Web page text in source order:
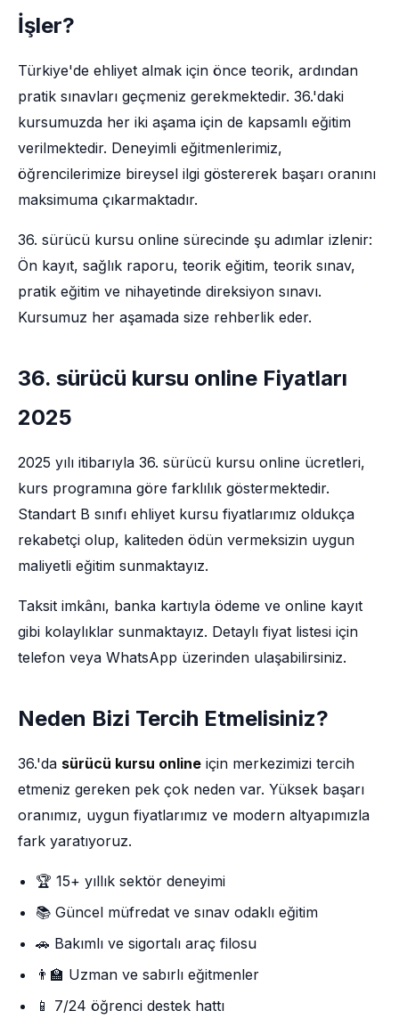
İşler?
Türkiye'de ehliyet almak için önce teorik, ardından
pratik sınavları geçmeniz gerekmektedir. 36.'daki
kursumuzda her iki aşama için de kapsamlı eğitim
verilmektedir. Deneyimli eğitmenlerimiz,
öğrencilerimize bireysel ilgi göstererek başarı oranını
maksimuma çıkarmaktadır.
36. sürücü kursu online sürecinde şu adımlar izlenir:
Ön kayıt, sağlık raporu, teorik eğitim, teorik sınav,
pratik eğitim ve nihayetinde direksiyon sınavı.
Kursumuz her aşamada size rehberlik eder.
36. sürücü kursu online Fiyatları
2025
2025 yılı itibarıyla 36. sürücü kursu online ücretleri,
kurs programına göre farklılık göstermektedir.
Standart B sınıfı ehliyet kursu fiyatlarımız oldukça
rekabetçi olup, kaliteden ödün vermeksizin uygun
maliyetli eğitim sunmaktayız.
Taksit imkânı, banka kartıyla ödeme ve online kayıt
gibi kolaylıklar sunmaktayız. Detaylı fiyat listesi için
telefon veya WhatsApp üzerinden ulaşabilirsiniz.
Neden Bizi Tercih Etmelisiniz?
36.'da sürücü kursu online için merkezimizi tercih
etmeniz gereken pek çok neden var. Yüksek başarı
oranımız, uygun fiyatlarımız ve modern altyapımızla
fark yaratıyoruz.
🏆 15+ yıllık sektör deneyimi
📚 Güncel müfredat ve sınav odaklı eğitim
🚗 Bakımlı ve sigortalı araç filosu
👨‍🏫 Uzman ve sabırlı eğitmenler
📱 7/24 öğrenci destek hattı